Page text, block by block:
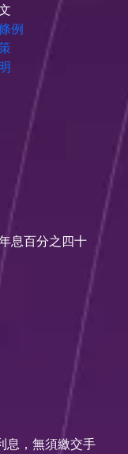
例
息百分之四十
息，無須繳交手